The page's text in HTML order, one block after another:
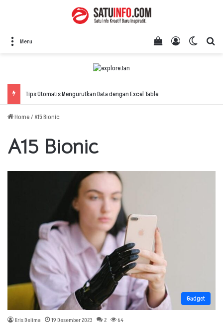
Menu Switch
Log In
View your
Tips Otomatis Mengurutkan Data dengan Excel Table
Home/A15 Bionic
A15 Bionic
Gadget
Kris Delima 19 Desember 2023 2 64